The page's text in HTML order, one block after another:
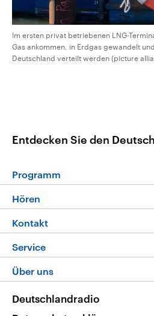
Im ersten privat betriebenen LNG-
Gas ankommen, in Erdgas gewandelt
Deutschland verteilt werden (picture
Entdecken Sie den
Programm
Programm
Die Nachrichten
Nachrichtenleicht
Neue Beiträge auf dlf.de
Hören
Livestream
Podcasts
Deutschlandfunk App
Nachrichten App
Kontakt
Hörerservice
Service
FAQ
Veranstaltungen
Über uns
Deutschlandradio